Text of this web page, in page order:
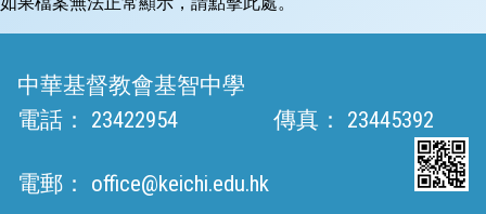
中華基督教會基智中學
電話：
23422954 傳真： 23445392
電郵： office@keichi.edu.hk